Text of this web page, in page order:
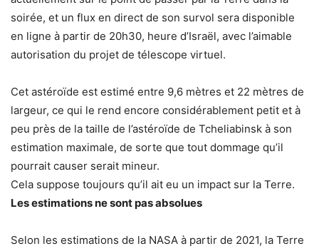
soirée, et un flux en direct de son survol sera disponible
en ligne à partir de 20h30, heure d’Israël, avec l’aimable
autorisation du projet de télescope virtuel.
Cet astéroïde est estimé entre 9,6 mètres et 22 mètres de
largeur, ce qui le rend encore considérablement petit et à
peu près de la taille de l’astéroïde de Tcheliabinsk à son
estimation maximale, de sorte que tout dommage qu’il
pourrait causer serait mineur.
Cela suppose toujours qu’il ait eu un impact sur la Terre.
Les estimations ne sont pas absolues
Selon les estimations de la NASA à partir de 2021, la Terre